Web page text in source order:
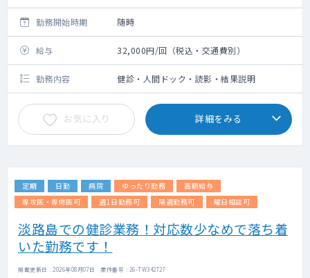
勤務開始時期 随時
給与 32,000円/回（税込・交通費別）
勤務内容 健診・人間ドック・読影・結果説明
お気に入り 詳細をみる
定期 日勤 病院 ゆったり勤務
高額給与
専攻医・専修医可
週1日勤務可 隔週勤務可 曜日相談可
淡路島での健診業務！対応数少なめで落ち着
いた勤務です！
掲載更新日 : 2026年08月07日 案件番号 : 26-TW342727